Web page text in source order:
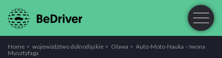
Home województwo dolnośląskie Oława
Auto-Moto-Nauka – Iwona
Musztyfaga